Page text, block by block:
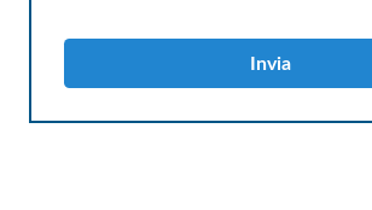
Invia